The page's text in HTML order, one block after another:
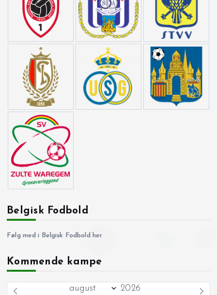
Belgisk Fodbold
Følg med i Belgisk Fodbold her
Kommende kampe